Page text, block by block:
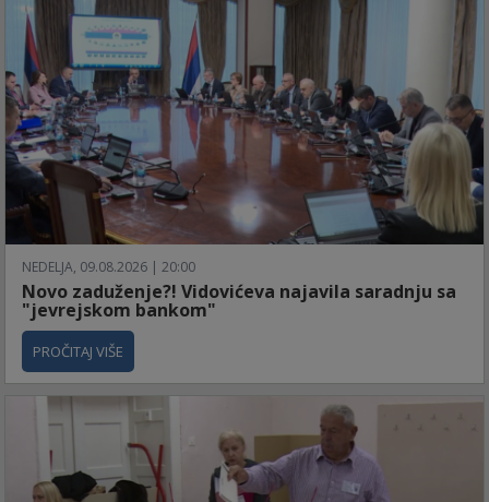
NEDELJA, 09.08.2026 | 20:00
Novo zaduženje?! Vidovićeva najavila saradnju sa
"jevrejskom bankom"
PROČITAJ VIŠE